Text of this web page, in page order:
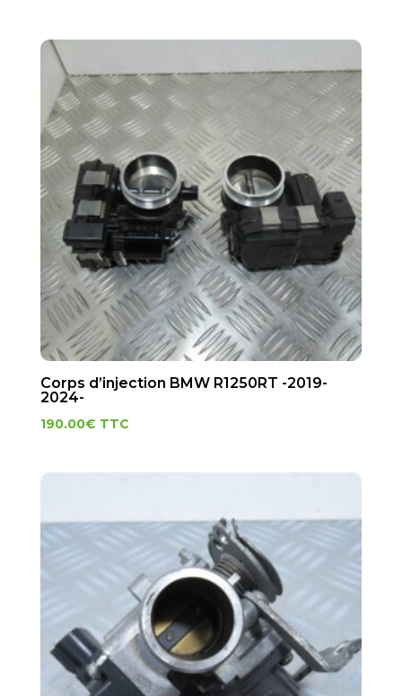
Corps d’injection BMW R1250RT -2019-
2024-
190.00€ TTC